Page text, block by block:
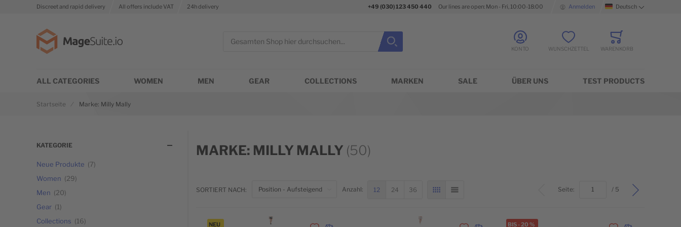
Discreet and rapid delivery All offers include VAT 24h delivery +49 (030) 123 450 440 Our lines are open: Mon - Fri, 10:00-18:00 AnmeldenSprache Deutsch
Suche schließen
Suche KONTO WUNSCHZETTEL
WARENKORB
ALL CATEGORIES WOMEN MEN GEAR COLLECTIONS MARKEN SALE ÜBER UNS TEST PRODUCTS
Startseite Marke: Milly Mally
MARKE: MILLY MALLY (50)
SORTIERT NACH: Anzahl: 12 24 36 RASTERLISTE Seite:Top / 5
NEU
BIS-20 %
KATEGORIE
Neue Produkte
7
Women
29
Men
20
Gear
1
Collections
16